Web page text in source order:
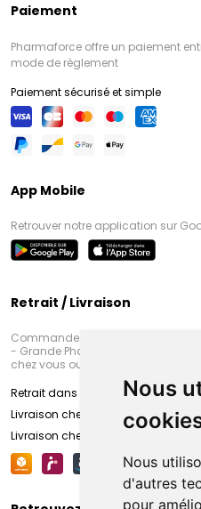
Nous
Nous
d'autres
pour
Paiement
Pharmaforce offre un paiement
mode de règlement
Paiement sécurisé et simple
App Mobile
Retrouver notre application sur
Retrait / Livraison
Commandez en ligne et venez
- Grande Pharmacie d’Amiens
chez vous ou en point retrait
Retrait dans la pharmacie
Livraison chez vous
Livraison chez votre commerçant